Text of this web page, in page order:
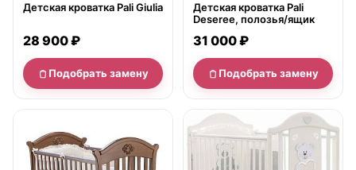
Детская кроватка Pali Giulia
28 900 ₽
Подобрать замену
Детская кроватка Pali
Deseree, полозья/ящик
31 000 ₽
Подобрать замену
нет в продаже